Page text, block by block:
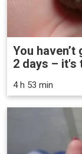
You
2 days – it's
4 h 53 min